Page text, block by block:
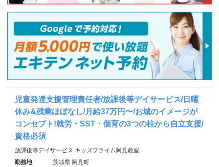
児童発達⽀援管理責任者/放課後等デイサービス/日曜
休み&残業ほぼなし/⽉給37万円〜/お城のイメージが
コンセプト!就労・SST・個育の3つの柱から自立支援/
資格必須
放課後等デイサービス キッズプライム阿見教室
勤務地
茨城県 阿見町